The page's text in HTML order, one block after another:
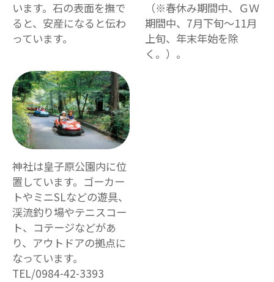
います。石の表面を撫で
ると、安産になると伝わ
っています。
（※春休み期間中、ＧＷ
期間中、7月下旬～11月
上旬、年末年始を除
く。）。
神社は皇子原公園内に位
置しています。ゴーカー
トやミニSLなどの遊具、
渓流釣り場やテニスコー
ト、コテージなどがあ
り、アウトドアの拠点に
なっています。
TEL/0984-42-3393